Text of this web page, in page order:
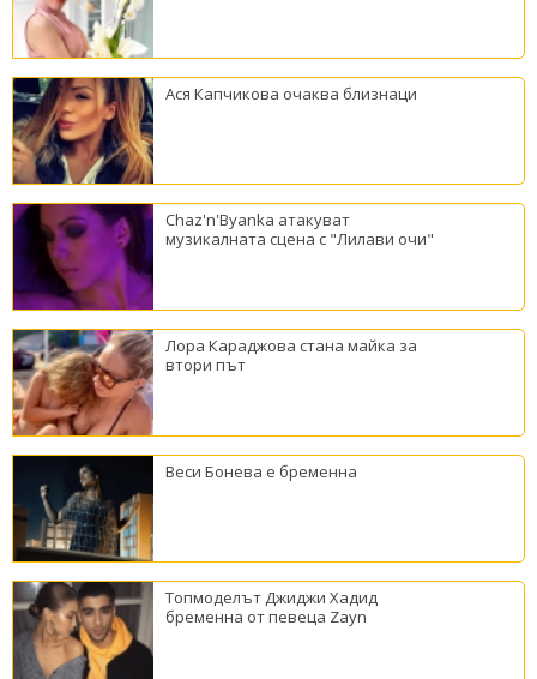
Ася Капчикова очаква близнаци
Chaz'n'Byanka атакуват
музикалната сцена с "Лилави очи"
Лора Караджова стана майка за
втори път
Веси Бонева е бременна
Топмоделът Джиджи Хадид
бременна от певеца Zayn